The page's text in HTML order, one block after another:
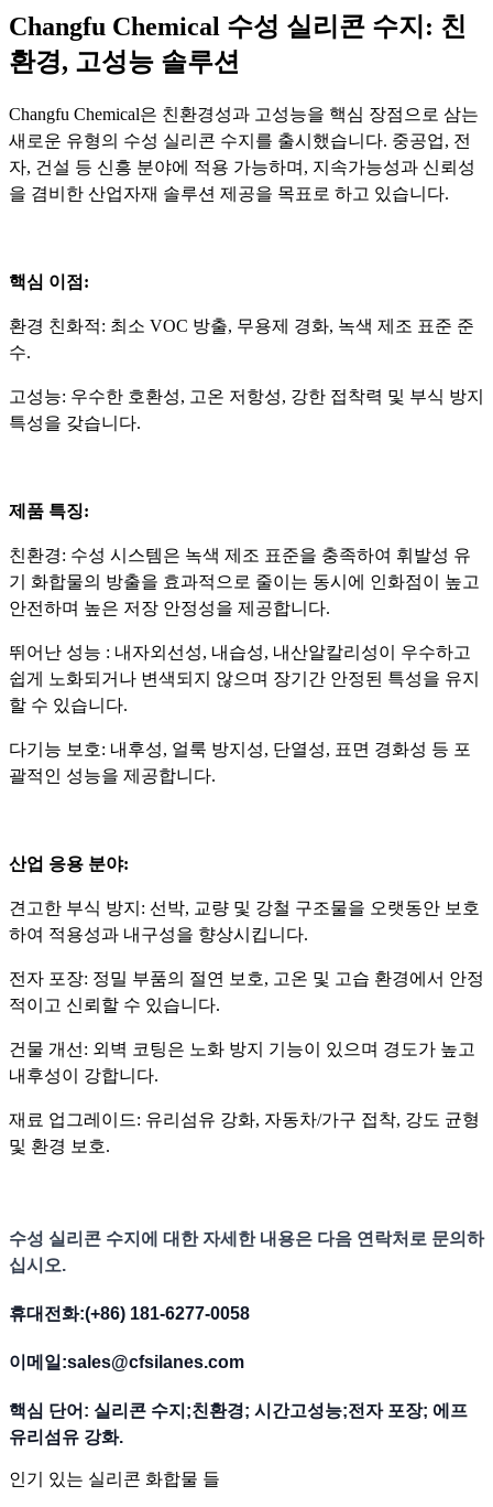
Changfu Chemical 수성 실리콘 수지: 친
환경, 고성능 솔루션
Changfu Chemical은 친환경성과 고성능을 핵심 장점으로 삼는
새로운 유형의 수성 실리콘 수지를 출시했습니다. 중공업, 전
자, 건설 등 신흥 분야에 적용 가능하며, 지속가능성과 신뢰성
을 겸비한 산업자재 솔루션 제공을 목표로 하고 있습니다.
핵심 이점:
환경 친화적: 최소 VOC 방출, 무용제 경화, 녹색 제조 표준 준
수.
고성능: 우수한 호환성, 고온 저항성, 강한 접착력 및 부식 방지
특성을 갖습니다.
제품 특징:
친환경: 수성 시스템은 녹색 제조 표준을 충족하여 휘발성 유
기 화합물의 방출을 효과적으로 줄이는 동시에 인화점이 높고
안전하며 높은 저장 안정성을 제공합니다.
뛰어난 성능 : 내자외선성, 내습성, 내산알칼리성이 우수하고
쉽게 노화되거나 변색되지 않으며 장기간 안정된 특성을 유지
할 수 있습니다.
다기능 보호: 내후성, 얼룩 방지성, 단열성, 표면 경화성 등 포
괄적인 성능을 제공합니다.
산업 응용 분야:
견고한 부식 방지: 선박, 교량 및 강철 구조물을 오랫동안 보호
하여 적용성과 내구성을 향상시킵니다.
전자 포장: 정밀 부품의 절연 보호, 고온 및 고습 환경에서 안정
적이고 신뢰할 수 있습니다.
건물 개선: 외벽 코팅은 노화 방지 기능이 있으며 경도가 높고
내후성이 강합니다.
재료 업그레이드: 유리섬유 강화, 자동차/가구 접착, 강도 균형
및 환경 보호.
수성 실리콘 수지에 대한 자세한 내용은 다음 연락처로 문의하
십시오.
휴대전화:(+86) 181-6277-0058
이메일:sales@cfsilanes.com
핵심 단어: 실리콘 수지 ;친환경; 시간고성능;전자 포장; 에프
유리섬유 강화.
인기 있는 실리콘 화합물 들